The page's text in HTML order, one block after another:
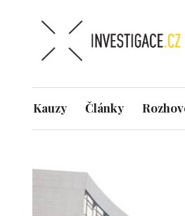
Kauzy Články